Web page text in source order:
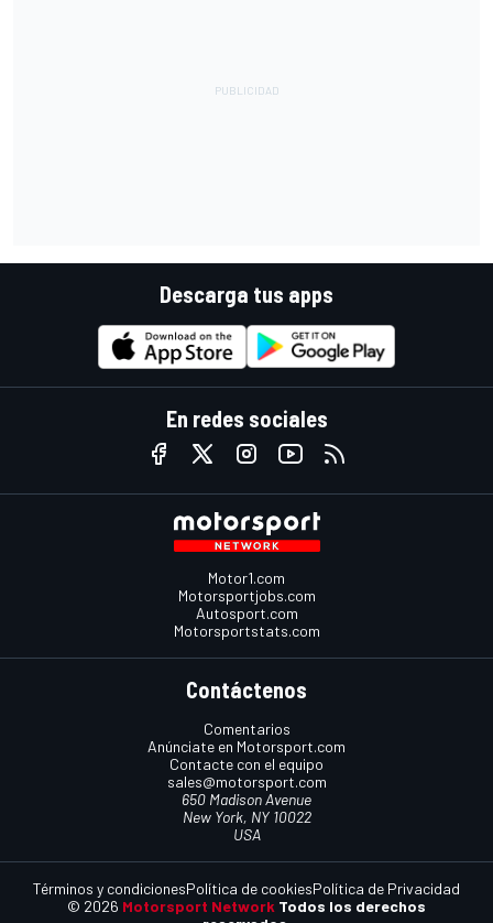
Descarga tus apps
En redes sociales
Motor1.com
Motorsportjobs.com
Autosport.com
Motorsportstats.com
Contáctenos
Comentarios
Anúnciate en Motorsport.com
Contacte con el equipo
sales@motorsport.com
650 Madison Avenue
New York, NY 10022
USA
© 2026 Motorsport Network Todos los derechos
Términos y condicionesPolítica de cookiesPolítica de Privacidad